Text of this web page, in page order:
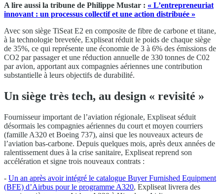
A lire aussi la tribune de Philippe Mustar : « L’entrepreneuriat
innovant : un processus collectif et une action distribuée »
Avec son siège TiSeat E2 en composite de fibre de carbone et titane,
à la technologie brevetée, Expliseat réduit le poids de chaque siège
de 35%, ce qui représente une économie de 3 à 6% des émissions de
CO2 par passager et une réduction annuelle de 330 tonnes de C02
par avion, apportant aux compagnies aériennes une contribution
substantielle à leurs objectifs de durabilité.
Un siège très tech, au design « revisité »
Fournisseur important de l’aviation régionale, Expliseat séduit
désormais les compagnies aériennes du court et moyen courriers
(famille A320 et Boeing 737), ainsi que les nouveaux acteurs de
l’aviation bas-carbone. Depuis quelques mois, après deux années de
ralentissement dues à la crise sanitaire, Expliseat reprend son
accélération et signe trois nouveaux contrats :
- Un an après avoir intégré le catalogue Buyer Furnished Equipment
(BFE) d’Airbus pour le programme A320, Expliseat livrera des